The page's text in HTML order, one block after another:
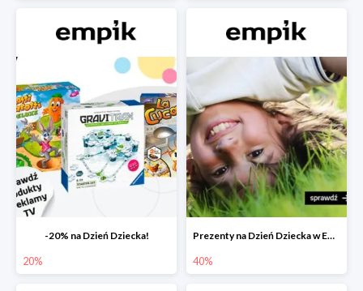
-20% na Dzień Dziecka!
20%
Prezenty na Dzień Dziecka w Empiku do -40%
40%